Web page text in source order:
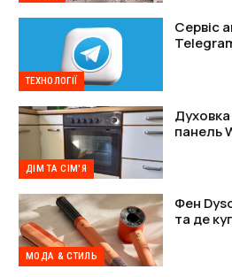
ТЕХНОЛОГІЇ
Сервіс
ДІМ ТА СІМ'Я
панель
МОДА & СТИЛЬ
Фен
та де